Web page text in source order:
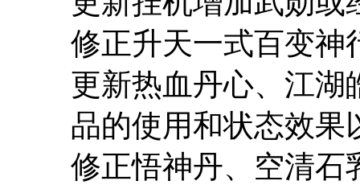
修正升天一式百变神
更新热血丹心、江湖
品的使用和状态效果
修正悟神丹、空清石